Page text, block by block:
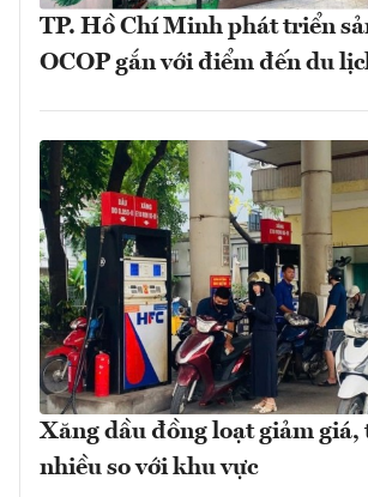
TP. Hồ Chí Minh phát triển
OCOP gắn với điểm đến du
Xăng dầu đồng loạt giảm giá,
nhiều so với khu vực